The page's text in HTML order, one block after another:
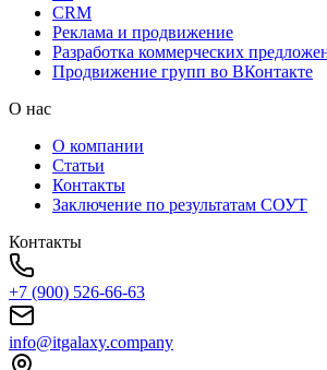
CRM
Реклама и продвижение
Разработка коммерческих
Продвижение групп во ВКонтакте
О нас
О компании
Статьи
Контакты
Заключение по результатам СОУТ
Контакты
+7 (900) 526-66-63
info@itgalaxy.company